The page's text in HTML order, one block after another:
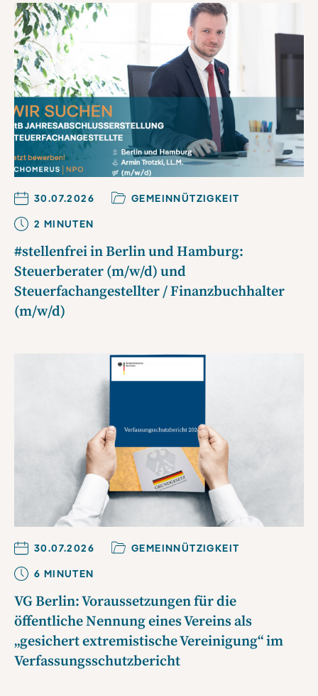
30.07.2026
GEMEINNÜTZIGKEIT
2 MINUTEN
#stellenfrei in Berlin und Hamburg:
Steuerberater (m/w/d) und
Steuerfachangestellter / Finanzbuchhalter
(m/w/d)
30.07.2026
GEMEINNÜTZIGKEIT
6 MINUTEN
VG Berlin: Voraussetzungen für die
öffentliche Nennung eines Vereins als
„gesichert extremistische Vereinigung“ im
Verfassungsschutzbericht